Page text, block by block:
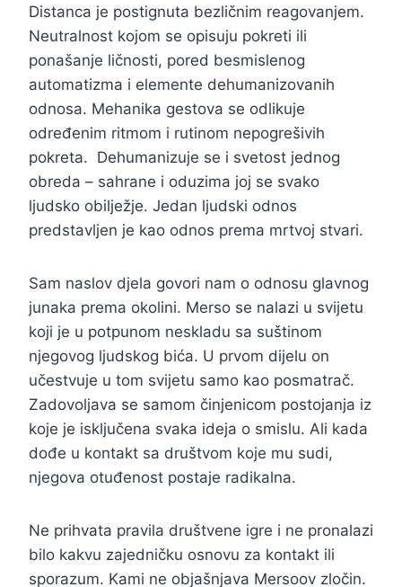
Distanca je postignuta bezličnim reagovanjem.
Neutralnost kojom se opisuju pokreti ili
ponašanje ličnosti, pored besmislenog
automatizma i elemente dehumanizovanih
odnosa. Mehanika gestova se odlikuje
određenim ritmom i rutinom nepogrešivih
pokreta. Dehumanizuje se i svetost jednog
obreda – sahrane i oduzima joj se svako
ljudsko obilježje. Jedan ljudski odnos
predstavljen je kao odnos prema mrtvoj stvari.
Sam naslov djela govori nam o odnosu glavnog
junaka prema okolini. Merso se nalazi u svijetu
koji je u potpunom neskladu sa suštinom
njegovog ljudskog bića. U prvom dijelu on
učestvuje u tom svijetu samo kao posmatrač.
Zadovoljava se samom činjenicom postojanja iz
koje je isključena svaka ideja o smislu. Ali kada
dođe u kontakt sa društvom koje mu sudi,
njegova otuđenost postaje radikalna.
Ne prihvata pravila društvene igre i ne pronalazi
bilo kakvu zajedničku osnovu za kontakt ili
sporazum. Kami ne objašnjava Mersoov zločin.